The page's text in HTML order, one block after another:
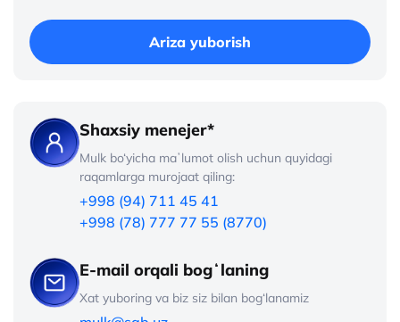
Ariza yuborish
Shaxsiy menejer*
Mulk bo‘yicha maʼlumot olish uchun quyidagi
raqamlarga murojaat qiling:
+998 (94) 711 45 41
+998 (78) 777 77 55 (8770)
E-mail orqali bogʻlaning
Xat yuboring va biz siz bilan bog‘lanamiz